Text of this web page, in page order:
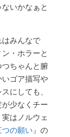
いかなぁと
みんなで
・ホラーと
ちゃんと腑
ゴア描写や
にしても、
少なくチー
はノルウェ
の願い』 の